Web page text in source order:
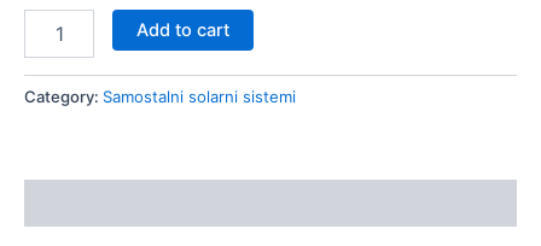
Add to cart
Category: Samostalni solarni sistemi